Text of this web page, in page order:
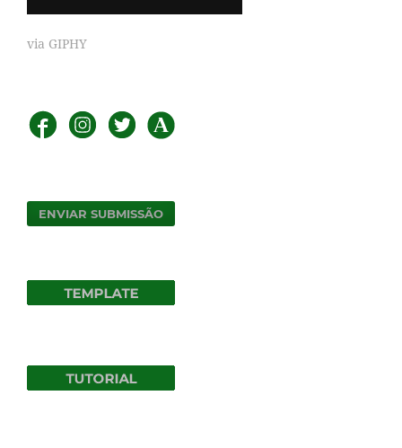
via GIPHY
ENVIAR SUBMISSÃO